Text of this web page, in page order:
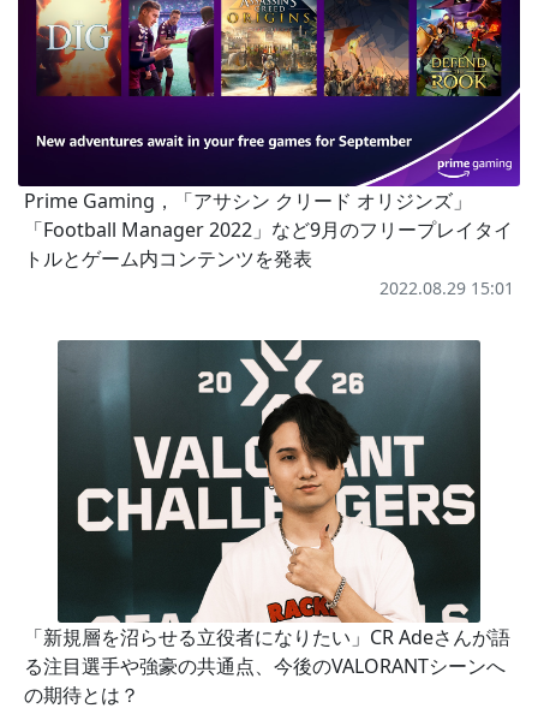
Prime Gaming，「アサシン クリード オリジンズ」
「Football Manager 2022」など9月のフリープレイタイ
トルとゲーム内コンテンツを発表
2022.08.29 15:01
「新規層を沼らせる立役者になりたい」CR Adeさんが語
る注目選手や強豪の共通点、今後のVALORANTシーンへ
の期待とは？